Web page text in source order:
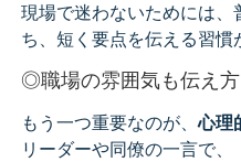
現場で迷わないためには、
ち、短く要点を伝える習慣
◎職場の雰囲気も伝え
もう一つ重要なのが、心理
リーダーや同僚の一言で、